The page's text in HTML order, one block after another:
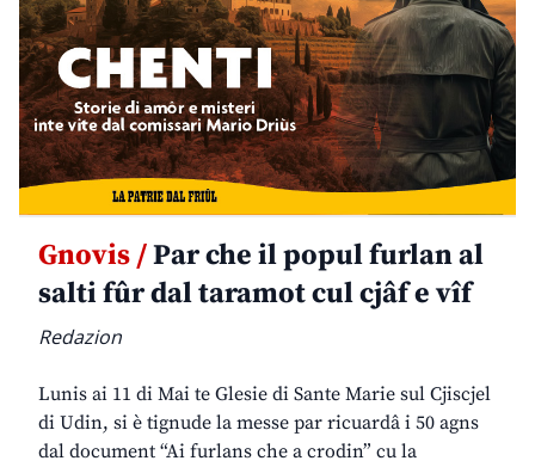
Gnovis /Par che il popul furlan al
salti fûr dal taramot cul cjâf e vîf
Redazion
Lunis ai 11 di Mai te Glesie di Sante Marie sul Cjiscjel
di Udin, si è tignude la messe par ricuardâ i 50 agns
dal document “Ai furlans che a crodin” cu la